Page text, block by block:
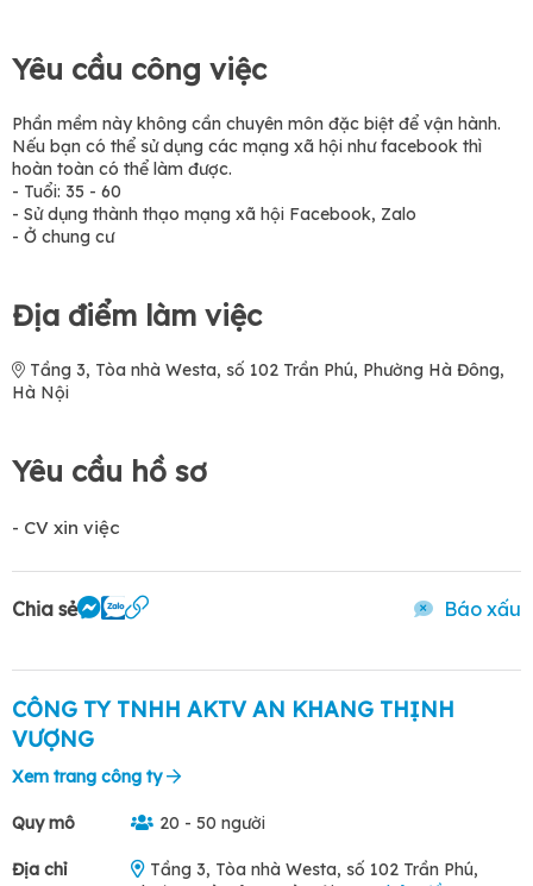
Yêu cầu công việc
Phần mềm này không cần chuyên môn đặc biệt để vận hành.
Nếu bạn có thể sử dụng các mạng xã hội như facebook thì
hoàn toàn có thể làm được.
- Tuổi: 35 - 60
- Sử dụng thành thạo mạng xã hội Facebook, Zalo
- Ở chung cư
Địa điểm làm việc
Tầng 3, Tòa nhà Westa, số 102 Trần Phú, Phường Hà Đông,
Hà Nội
Yêu cầu hồ sơ
- CV xin việc
Chia sẻ Báo xấu
CÔNG TY TNHH AKTV AN KHANG THỊNH
VƯỢNG
Xem trang công ty
Quy mô 20 - 50 người
Địa chỉ
Tầng 3, Tòa nhà Westa, số 102 Trần Phú,